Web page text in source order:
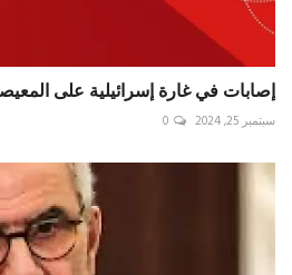
إصابات في غارة إسرائيلية على
سبتمبر 25, 2024 0